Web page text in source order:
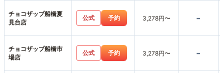
チョコザップ船橋夏
見台店
公式 予約 3,278円〜 -
チョコザップ船橋市
場店
公式 予約 3,278円〜 -